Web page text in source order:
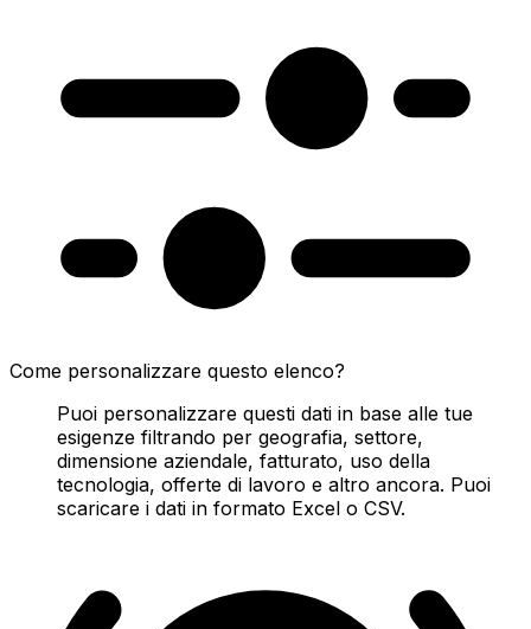
Come personalizzare questo elenco?
Puoi personalizzare questi dati in base alle tue
esigenze filtrando per geografia, settore,
dimensione aziendale, fatturato, uso della
tecnologia, offerte di lavoro e altro ancora. Puoi
scaricare i dati in formato Excel o CSV.